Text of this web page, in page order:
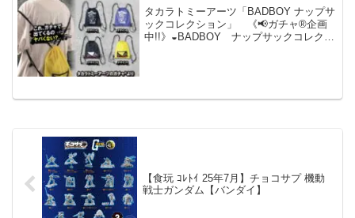
タカラトミーアーツ「BADBOY ナップサ
ックコレクション」 《📢ガチャ®︎企画
中!!》◒BADBOY ナップサックコレクシ
際に背負...
【食玩 ｺﾚﾄｲ 25年7月】チョコサプ 機動
戦士ガンダム【バンダイ】